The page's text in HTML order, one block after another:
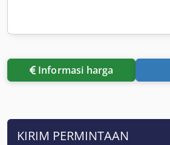
Informasi harga
KIRIM PERMINTAAN